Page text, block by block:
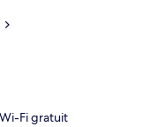
à 10 min à pied.
Wi-Fi gratuit